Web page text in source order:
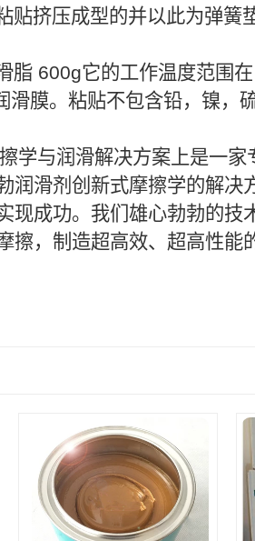
挤压成型的并以此为弹簧
600g它的工作温度范围在
膜。粘贴不包含铅，镍，
学与润滑解决方案上是一家
润滑剂创新式摩擦学的解决
现成功。我们雄心勃勃的技
，制造超高效、超高性能